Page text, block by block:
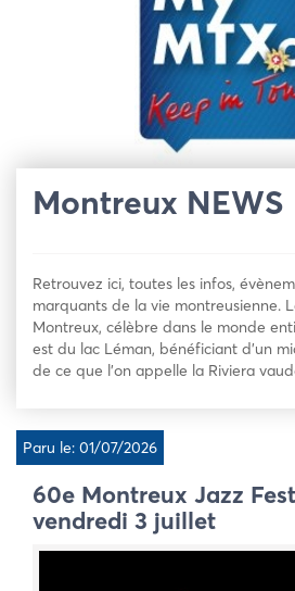
Montreux NEWS
Retrouvez ici, toutes les infos,
marquants de la vie montreusienne.
Montreux, célèbre dans le monde
est du lac Léman, bénéficiant d’un
de ce que l’on appelle la Riviera
Paru le: 01/07/2026
60e Montreux Jazz
vendredi 3 juillet